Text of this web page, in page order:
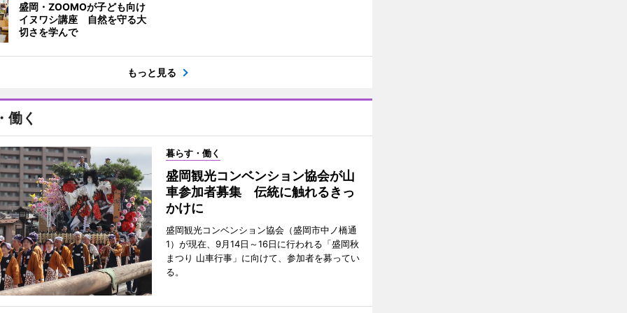
盛岡・ZOOMOが子ども向け
イヌワシ講座 自然を守る大
切さを学んで
もっと見る
働く
暮らす・働く
盛岡観光コンベンション協会が山
車参加者募集 伝統に触れるきっ
かけに
盛岡観光コンベンション協会（盛岡市中ノ橋通
1）が現在、9月14日～16日に行われる「盛岡秋
まつり 山車行事」に向けて、参加者を募ってい
る。